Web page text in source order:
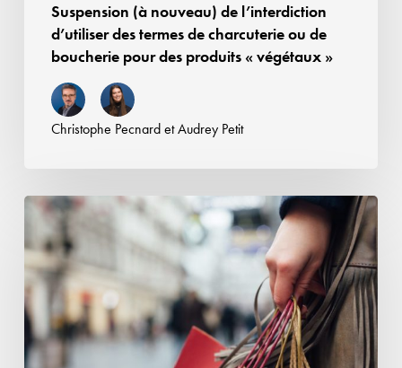
boucherie
produits
Suspension (à nouveau) de l’interdiction
d’utiliser des termes de charcuterie ou de
boucherie pour des produits « végétaux »
Christophe PecnardetAudrey Petit
Retour
les
qualités
attendues
des
cosmétiques